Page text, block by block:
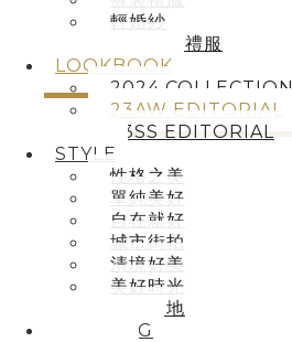
輕婚紗
派對主持禮服
LOOKBOOK
2024 COLLECTION
23AW EDITORIAL
23SS EDITORIAL
STYLE
性格之美
單純美好
自在就好
城市街拍
清境好美
美好時光
曠野大地
BOOKING